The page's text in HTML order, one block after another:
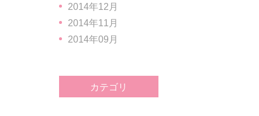
2014年12月
2014年11月
2014年09月
カテゴリ